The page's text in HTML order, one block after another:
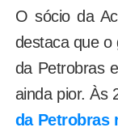
O sócio da
destaca que o
da Petrobras
ainda pior. Às
da Petrobras